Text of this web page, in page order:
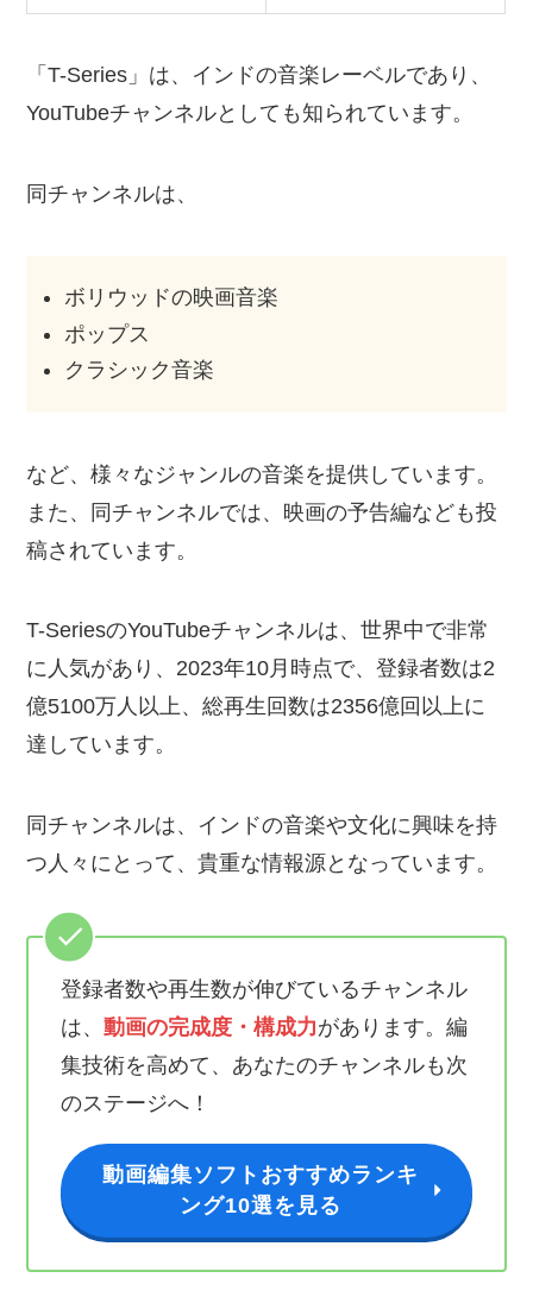
「T-Series」は、インドの音楽レーベルであり、
YouTubeチャンネルとしても知られています。
同チャンネルは、
ボリウッドの映画音楽
ポップス
クラシック音楽
など、様々なジャンルの音楽を提供しています。
また、同チャンネルでは、映画の予告編なども投
稿されています。
T-SeriesのYouTubeチャンネルは、世界中で非常
に人気があり、2023年10月時点で、登録者数は2
億5100万人以上、総再生回数は2356億回以上に
達しています。
同チャンネルは、インドの音楽や文化に興味を持
つ人々にとって、貴重な情報源となっています。
登録者数や再生数が伸びているチャンネル
は、動画の完成度・構成力があります。編
集技術を高めて、あなたのチャンネルも次
のステージへ！
動画編集ソフトおすすめランキ
ング10選を見る